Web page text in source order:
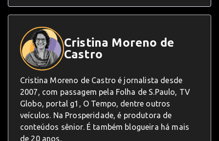
Cristina Moreno de
Castro
Cristina Moreno de Castro é jornalista desde
2007, com passagem pela Folha de S.Paulo, TV
Globo, portal g1, O Tempo, dentre outros
veículos. Na Prosperidade, é produtora de
conteúdos sênior. É também blogueira há mais
de 20 anos.